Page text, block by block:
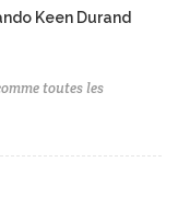
Keen Durand
toutes les